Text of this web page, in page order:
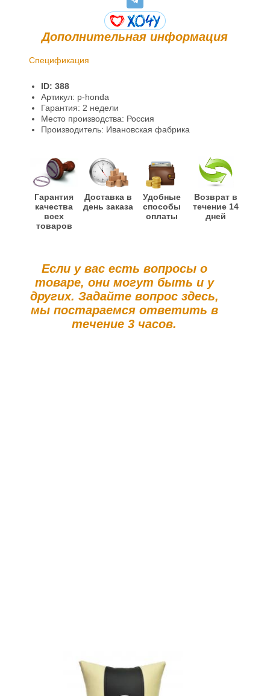
Дополнительная информация
Спецификация
Гарантии и возврат
Информация
ID: 388
Артикул: p-honda
Гарантия: 2 недели
Место производства: Россия
Производитель: Ивановская фабрика
Гарантия
качества
всех
товаров
Доставка в
день заказа
Удобные
способы
оплаты
Возврат в
течение 14
дней
Если у вас есть вопросы о
товаре, они могут быть и у
других. Задайте вопрос здесь,
мы постараемся ответить в
течение 3 часов.